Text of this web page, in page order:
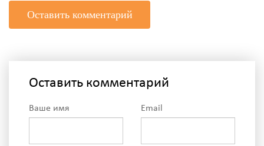
Оставить комментарий
Оставить комментарий
Ваше имя Email